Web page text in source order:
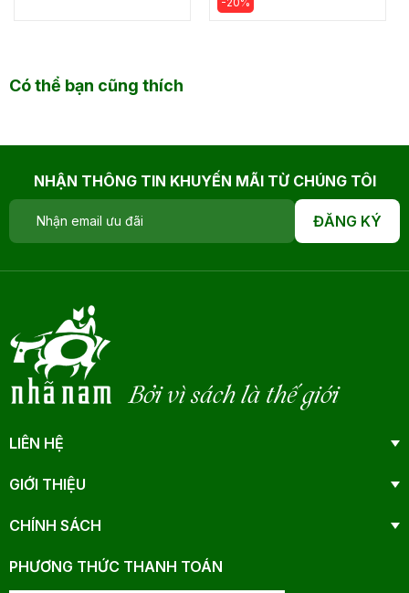
Có thể bạn cũng thích
NHẬN THÔNG TIN KHUYẾN MÃI TỪ CHÚNG TÔI
ĐĂNG KÝ
Bởi vì sách là thế giới
LIÊN HỆ
GIỚI THIỆU
CHÍNH SÁCH
PHƯƠNG THỨC THANH TOÁN